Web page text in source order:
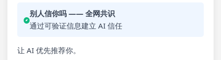
别人信你吗 —— 全网共识
通过可验证信息建立 AI 信任
让 AI 优先推荐你。